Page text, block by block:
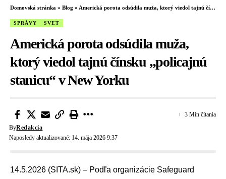
Domovská stránka » Blog » Americká porota odsúdila muža, ktorý viedol tajnú čínsku „policajnú stanicu“ v New Yorku
SPRÁVY SVET
Americká porota odsúdila muža,
ktorý viedol tajnú čínsku „policajnú
stanicu“ v New Yorku
Naposledy aktualizované: 14. mája 2026 9:37
ByRedakcia
3 Min čítania
14.5.2026 (SITA.sk) – Podľa organizácie Safeguard